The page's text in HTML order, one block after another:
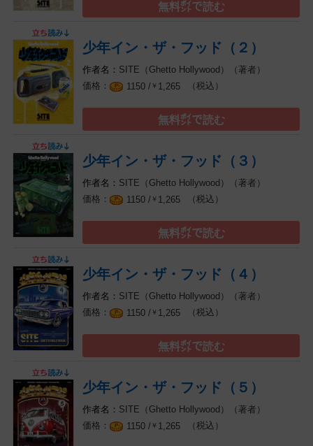
無料㌽で読む
少年イン・ザ・フッド（２）
SITE（Ghetto Hollywood）（著者）
1150 /￥ 1,265 （税込）
無料㌽で読む
少年イン・ザ・フッド（３）
SITE（Ghetto Hollywood）（著者）
1150 /￥ 1,265 （税込）
無料㌽で読む
少年イン・ザ・フッド（４）
SITE（Ghetto Hollywood）（著者）
1150 /￥ 1,265 （税込）
無料㌽で読む
少年イン・ザ・フッド（５）
SITE（Ghetto Hollywood）（著者）
1150 /￥ 1,265 （税込）